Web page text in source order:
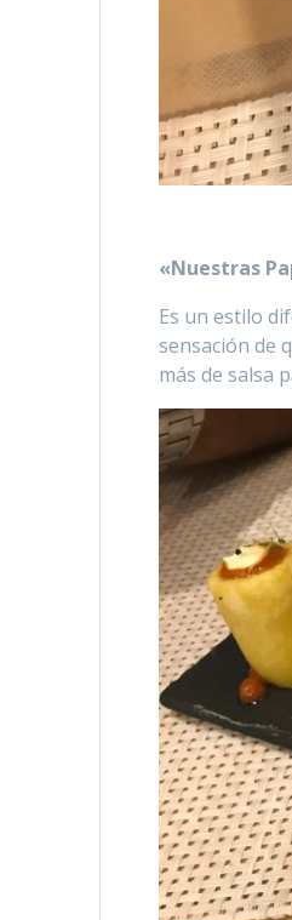
«Nuestras
Es un estilo
sensación de
más de salsa